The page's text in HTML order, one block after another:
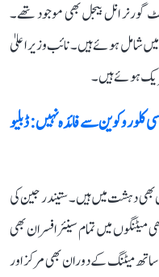
گورنر انل بیجل بھی موجود تھے۔
میں شامل ہوئے ہیں۔ نائب وزیر اعلیٰ
ہوئے ہیں۔
کلوروکوین سے فائدہ نہیں: ڈبلیو
بھی دہشت میں ہیں۔ ستیندر جین کی
میٹنگوں میں تمام سینئر افسران بھی
میٹنگ کے دوران بھی مرکز اور